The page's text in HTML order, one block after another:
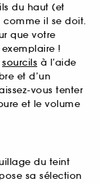
du haut (et
il se doit.
que votre
!
sourcils à l’aide
et d’un
vous tenter
et le volume
du teint
sa sélection